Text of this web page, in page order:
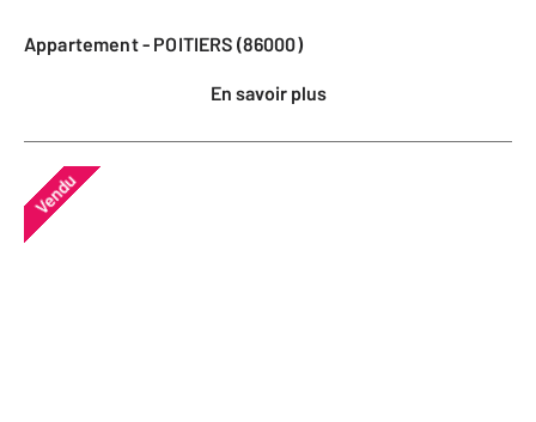
Appartement - POITIERS (86000)
En savoir plus
Vendu